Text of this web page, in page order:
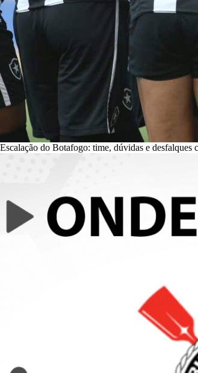
Escalação do Botafogo: time, dúvidas e desfalques